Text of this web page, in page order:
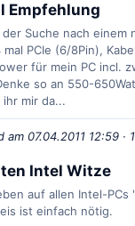
Empfehlung
der Suche nach einem
PCIe (6/8Pin),
für mein PC incl.
so an 550-
mir da...
am 07.04.2011 12:59 ·
Intel Witze
auf allen Intel-PCs
ist einfach nötig.